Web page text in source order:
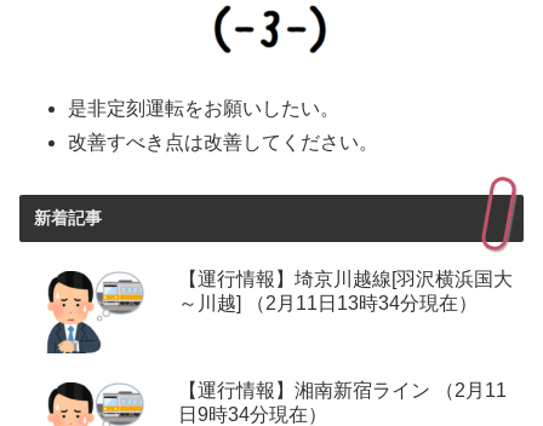
是非定刻運転をお願いしたい。
改善すべき点は改善してください。
新着記事
【運行情報】埼京川越線[羽沢横浜国大
～川越] （2月11日13時34分現在）
【運行情報】湘南新宿ライン （2月11
日9時34分現在）